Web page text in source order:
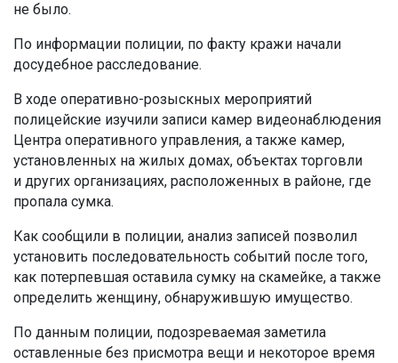
не было.
По информации полиции, по факту кражи начали
досудебное расследование.
В ходе оперативно-розыскных мероприятий
полицейские изучили записи камер видеонаблюдения
Центра оперативного управления, а также камер,
установленных на жилых домах, объектах торговли
и других организациях, расположенных в районе, где
пропала сумка.
Как сообщили в полиции, анализ записей позволил
установить последовательность событий после того,
как потерпевшая оставила сумку на скамейке, а также
определить женщину, обнаружившую имущество.
По данным полиции, подозреваемая заметила
оставленные без присмотра вещи и некоторое время